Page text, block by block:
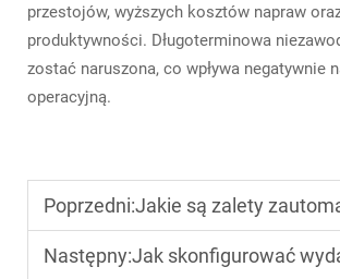
przestojów, wyższych kosztów napraw
produktywności. Długoterminowa
zostać naruszona, co wpływa negatywnie
operacyjną.
Poprzedni:Jakie są zalety zautomatyzowanej linii produkcyjnej do
Następny:Jak skonfigurować wydajną linię produkcyjną do